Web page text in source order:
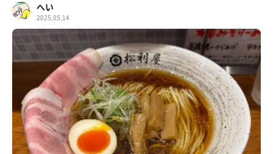
へい
2025.05.14